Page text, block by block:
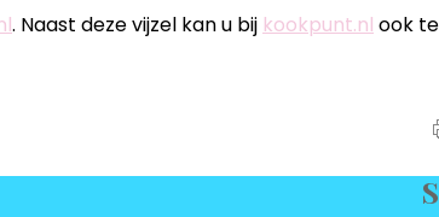
. Naast deze vijzel kan u bij kookpunt.nl ook